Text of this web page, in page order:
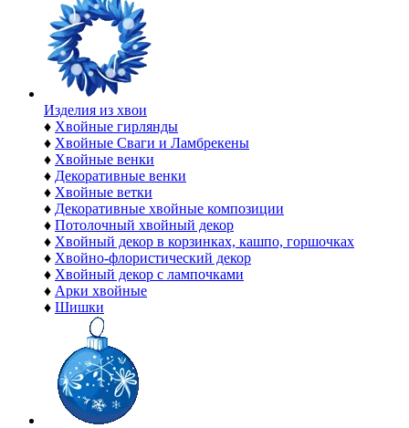
Изделия из хвои
♦ Хвойные гирлянды
♦ Хвойные Сваги и Ламбрекены
♦ Хвойные венки
♦ Декоративные венки
♦ Хвойные ветки
♦ Декоративные хвойные композиции
♦ Потолочный хвойный декор
♦ Хвойный декор в корзинках, кашпо, горшочках
♦ Хвойно-флористический декор
♦ Хвойный декор с лампочками
♦ Арки хвойные
♦ Шишки